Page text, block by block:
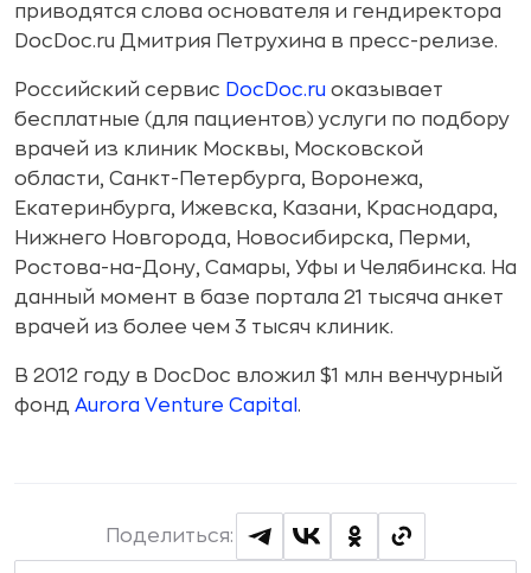
приводятся слова основателя и гендиректора
DocDoc.ru Дмитрия Петрухина в пресс-релизе.
Российский сервис DocDoc.ru оказывает
бесплатные (для пациентов) услуги по подбору
врачей из клиник Москвы, Московской
области, Санкт-Петербурга, Воронежа,
Екатеринбурга, Ижевска, Казани, Краснодара,
Нижнего Новгорода, Новосибирска, Перми,
Ростова-на-Дону, Самары, Уфы и Челябинска. На
данный момент в базе портала 21 тысяча анкет
врачей из более чем 3 тысяч клиник.
В 2012 году в DocDoc вложил $1 млн венчурный
фонд Aurora Venture Capital .
Поделиться: